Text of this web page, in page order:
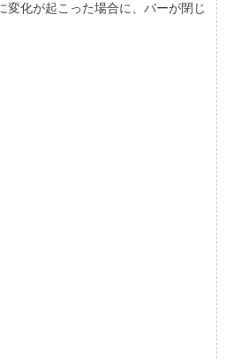
化が起こった場合に、バーが閉じ